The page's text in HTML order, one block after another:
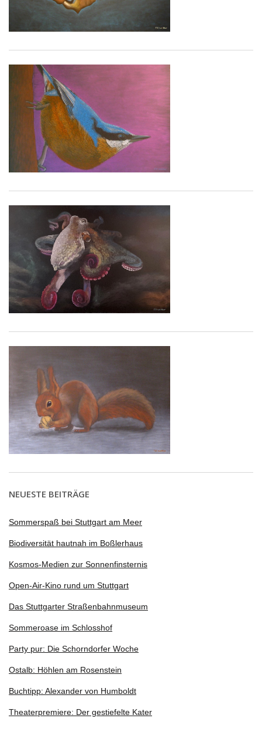
NEUESTE BEITRÄGE
Sommerspaß bei Stuttgart am Meer
Biodiversität hautnah im Boßlerhaus
Kosmos-Medien zur Sonnenfinsternis
Open-Air-Kino rund um Stuttgart
Das Stuttgarter Straßenbahnmuseum
Sommeroase im Schlosshof
Party pur: Die Schorndorfer Woche
Ostalb: Höhlen am Rosenstein
Buchtipp: Alexander von Humboldt
Theaterpremiere: Der gestiefelte Kater